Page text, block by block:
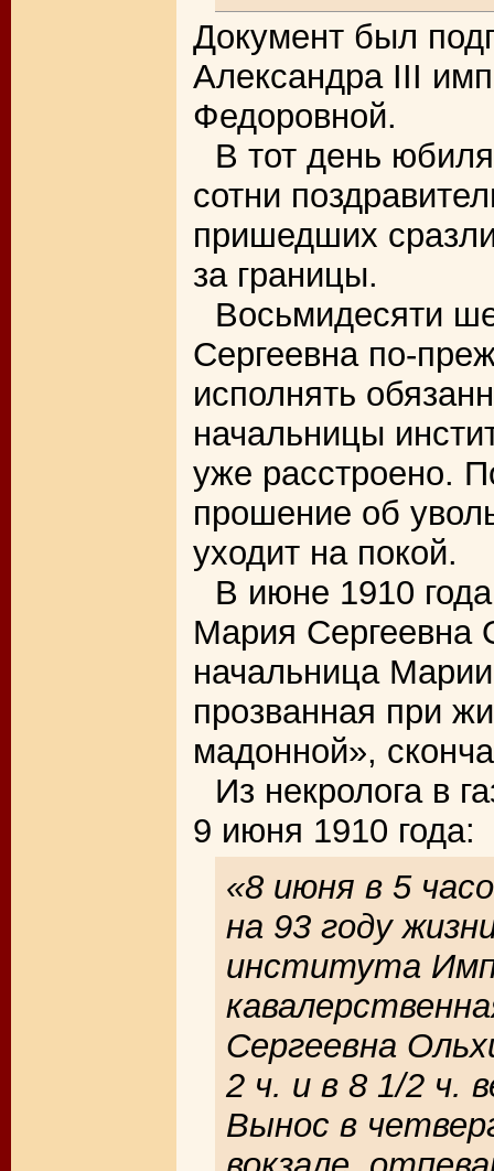
Документ был
Александра III
Федоровной.
В тот день
сотни
пришедших
за границы.
Восьмидесяти
Сергеевна по-
исполнять
начальницы
уже расстроено.
прошение об
уходит на покой.
В июне 1910
Мария Сергеевна
начальница
прозванная при
мадонной»,
Из некролога в
9 июня 1910 года:
«8 июня в 5
на 93 году
института
Сергеевна
2 ч. и в 8 1/2 ч.
Вынос в